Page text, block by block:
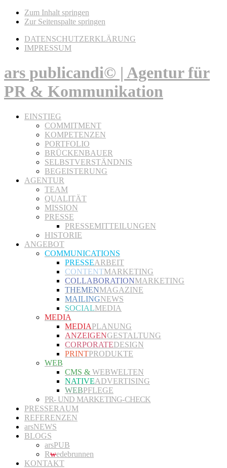
Zum Inhalt springen
Zur Seitenspalte springen
DATENSCHUTZERKLÄRUNG
IMPRESSUM
ars publicandi© | Agentur für
PR & Kommunikation
EINSTIEG
COMMITMENT
KOMPETENZEN
PORTFOLIO
BRÜCKENBAUER
SELBSTVERSTÄNDNIS
BEGEISTERUNG
AGENTUR
TEAM
QUALITÄT
MISSION
PRESSE
PRESSEMITTEILUNGEN
HISTORIE
ANGEBOT
COMMUNICATIONS
PRESSEARBEIT
CONTENTMARKETING
COLLABORATIONMARKETING
THEMENMAGAZINE
MAILINGNEWS
SOCIALMEDIA
MEDIA
MEDIAPLANUNG
ANZEIGENGESTALTUNG
CORPORATEDESIGN
PRINTPRODUKTE
WEB
CMS & WEBWELTEN
NATIVEADVERTISING
WEBPFLEGE
PR- UND MARKETING-CHECK
PRESSERAUM
REFERENZEN
arsNEWS
BLOGS
arsPUB
Rwedebrunnen
KONTAKT